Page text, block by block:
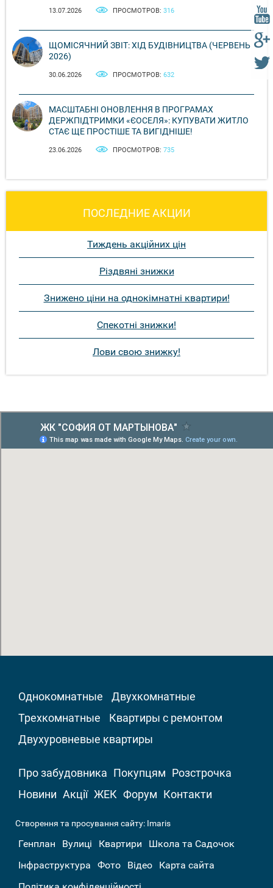
13.07.2026 ПРОСМОТРОВ: 316
ЩОМІСЯЧНИЙ ЗВІТ: ХІД БУДІВНИЦТВА (ЧЕРВЕНЬ
2026)
30.06.2026 ПРОСМОТРОВ: 632
МАСШТАБНІ ОНОВЛЕННЯ В ПРОГРАМАХ
ДЕРЖПІДТРИМКИ «ЄОСЕЛЯ»: КУПУВАТИ ЖИТЛО
СТАЄ ЩЕ ПРОСТІШЕ ТА ВИГІДНІШЕ!
23.06.2026 ПРОСМОТРОВ: 735
ПОСЛЕДНИЕ АКЦИИ
Тиждень акційних цін
Різдвяні знижки
Знижено ціни на однокімнатні квартири!
Спекотні знижки!
Лови свою знижку!
Однокомнатные
Двухкомнатные
Трехкомнатные
Квартиры с ремонтом
Двухуровневые квартиры
Про забудовника Покупцям Розстрочка
Новини Акції ЖЕК Форум Контакти
Створення та просування сайту: Imaris
Генплан Вулиці Квартири
Школа та Садочок
Інфраструктура
Фото Відео
Карта сайта